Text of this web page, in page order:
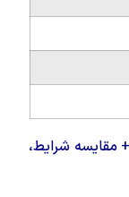
+ مقایسه شرایط،